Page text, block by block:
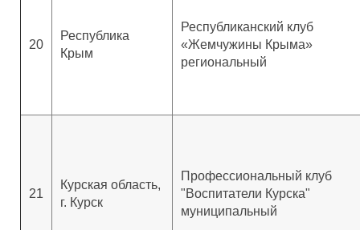
20
Республика
Крым
Республиканский клуб
«Жемчужины Крыма»
региональный
21
Курская область,
г. Курск
Профессиональный клуб
"Воспитатели Курска"
муниципальный